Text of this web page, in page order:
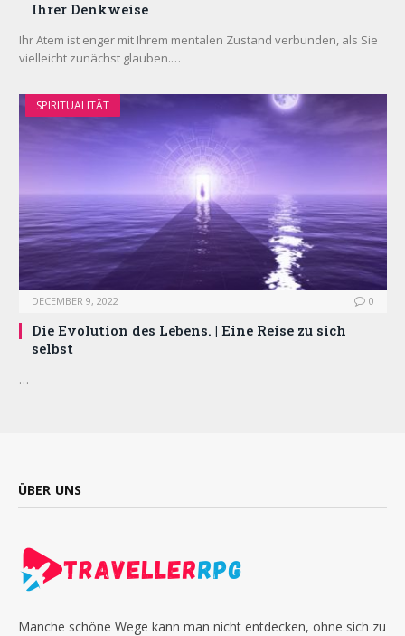
Ihrer Denkweise
Ihr Atem ist enger mit Ihrem mentalen Zustand verbunden, als Sie
vielleicht zunächst glauben.…
SPIRITUALITÄT
DECEMBER 9, 2022 0
Die Evolution des Lebens. | Eine Reise zu sich
selbst
…
ÜBER UNS
Manche schöne Wege kann man nicht entdecken, ohne sich zu